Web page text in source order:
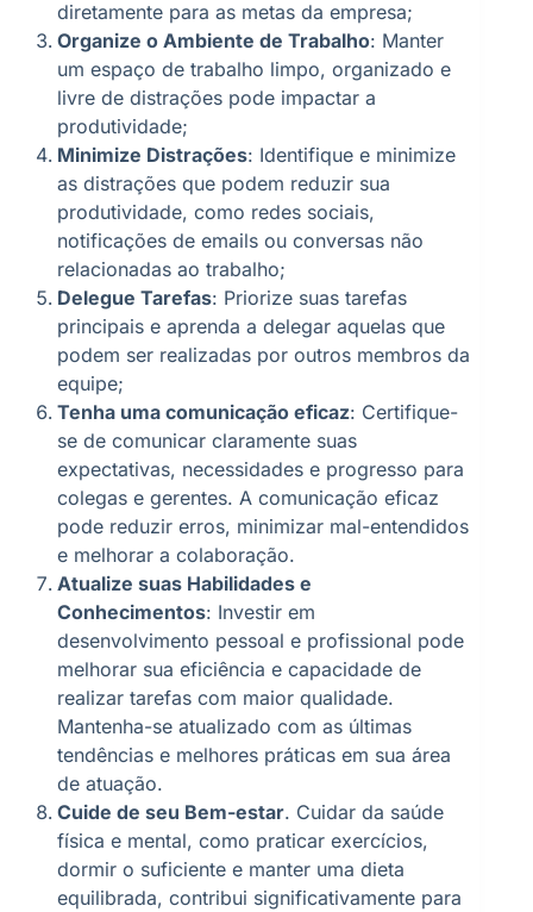
diretamente para as metas da empresa;
Organize o Ambiente de Trabalho: Manter
um espaço de trabalho limpo, organizado e
livre de distrações pode impactar a
produtividade;
Minimize Distrações: Identifique e minimize
as distrações que podem reduzir sua
produtividade, como redes sociais,
notificações de emails ou conversas não
relacionadas ao trabalho;
Delegue Tarefas: Priorize suas tarefas
principais e aprenda a delegar aquelas que
podem ser realizadas por outros membros da
equipe;
Tenha uma comunicação eficaz: Certifique-
se de comunicar claramente suas
expectativas, necessidades e progresso para
colegas e gerentes. A comunicação eficaz
pode reduzir erros, minimizar mal-entendidos
e melhorar a colaboração.
Atualize suas Habilidades e
Conhecimentos: Investir em
desenvolvimento pessoal e profissional pode
melhorar sua eficiência e capacidade de
realizar tarefas com maior qualidade.
Mantenha-se atualizado com as últimas
tendências e melhores práticas em sua área
de atuação.
Cuide de seu Bem-estar. Cuidar da saúde
física e mental, como praticar exercícios,
dormir o suficiente e manter uma dieta
equilibrada, contribui significativamente para